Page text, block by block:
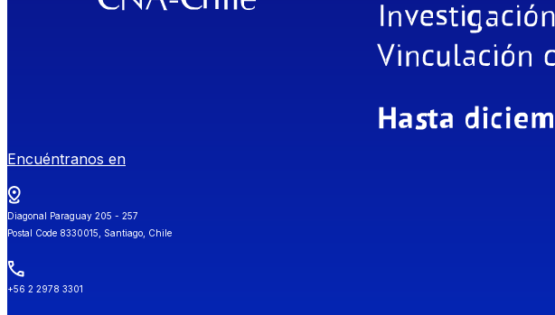
Encuéntranos en
Diagonal Paraguay 205 - 257
Postal Code 8330015, Santiago, Chile
+56 2 2978 3301